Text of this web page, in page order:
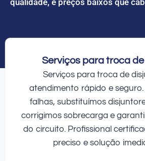
Serviços para troca
Serviços para troca de
atendimento rápido e
falhas, substituímos
corrigimos sobrecarga e
do circuito. Profissional
preciso e solução